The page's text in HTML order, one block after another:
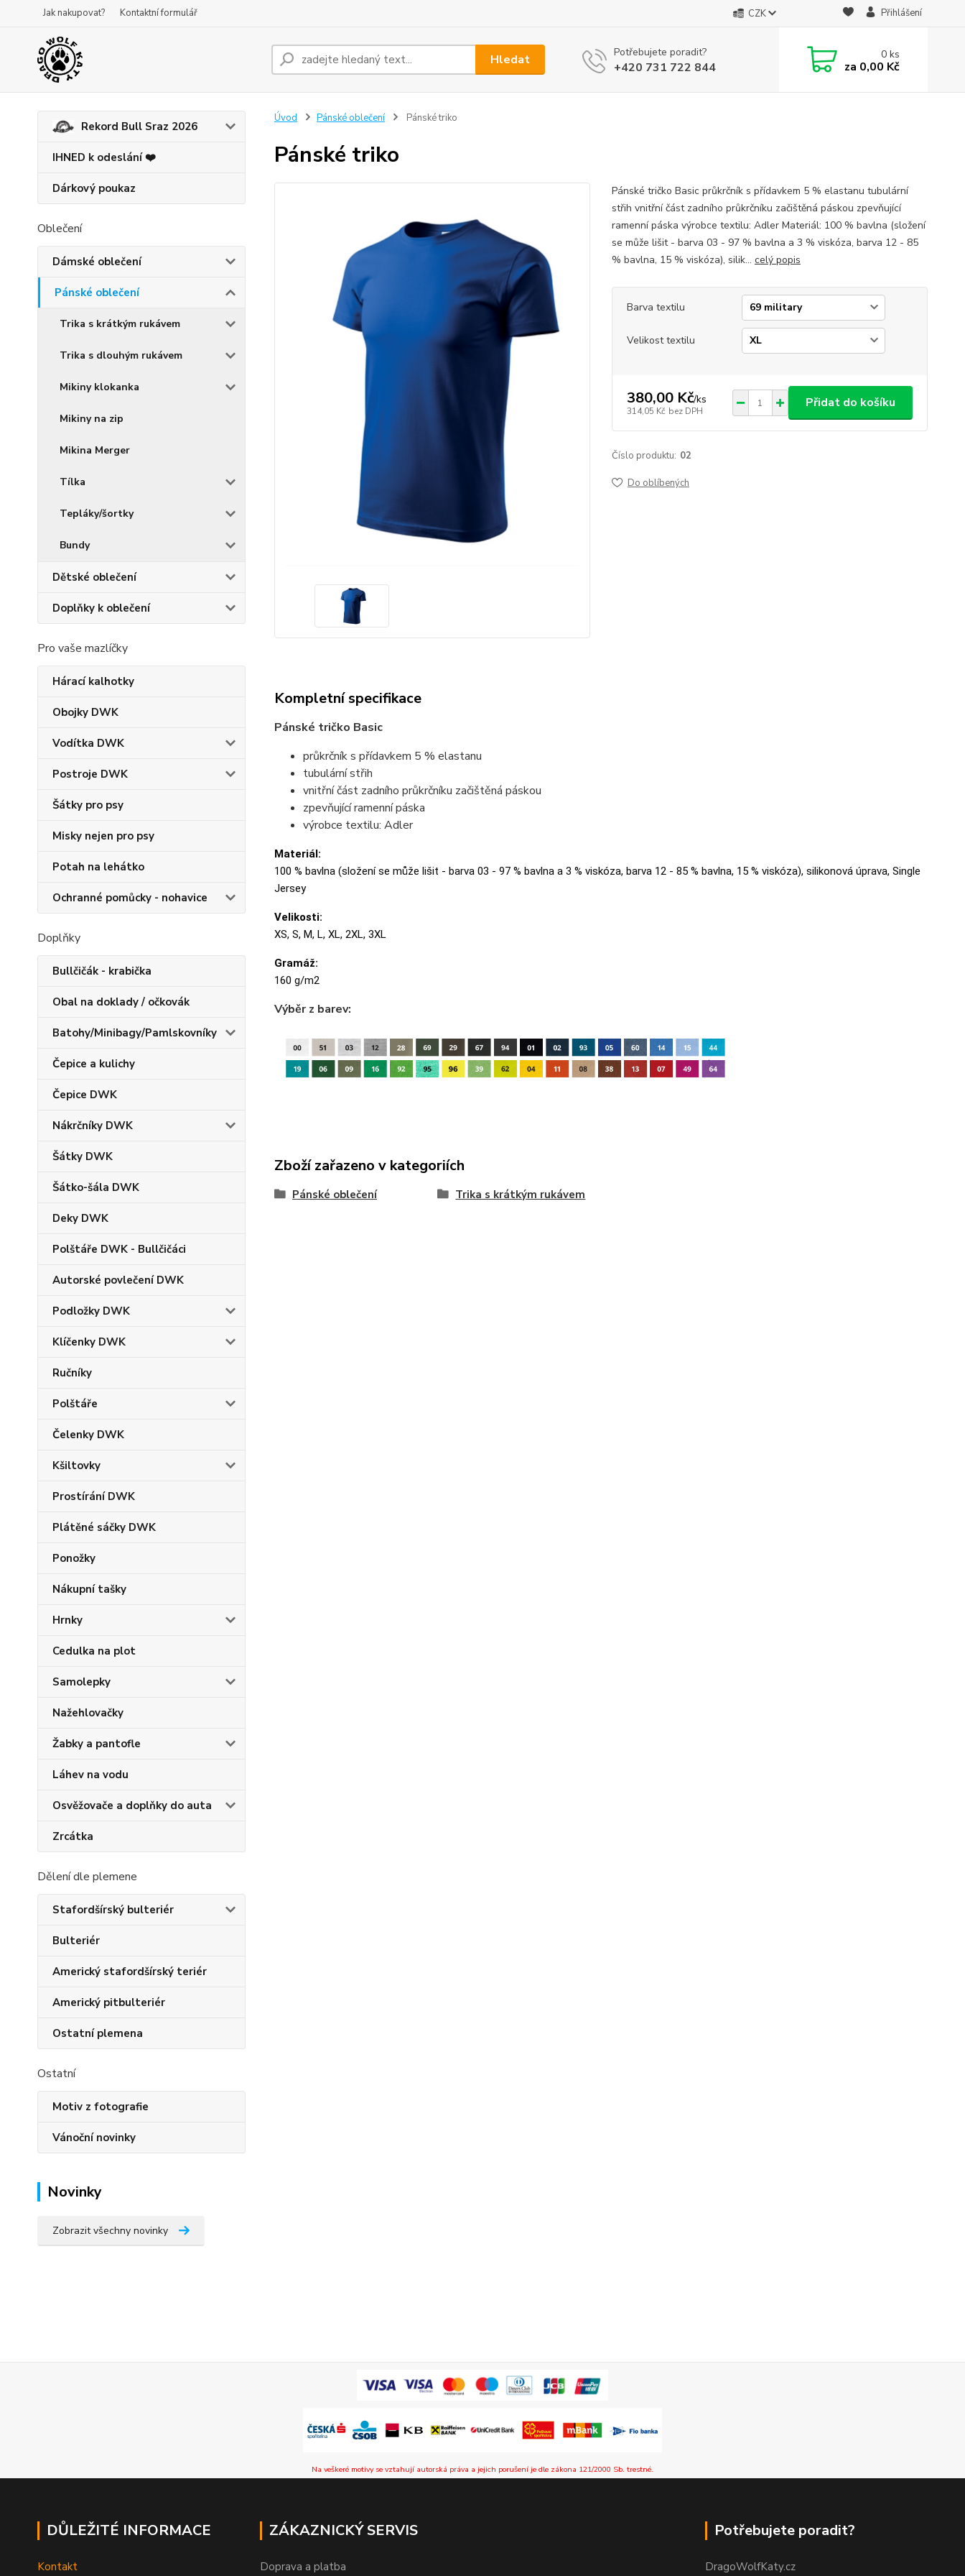
Jak nakupovat? Kontaktní formulář CZK Přihlášení
Hledat Potřebujete poradit?
+420 731 722 844
0ks
za 0,00 Kč
Rekord Bull Sraz 2026
IHNED k odeslání ❤️
Dárkový poukaz
Oblečení
Dámské oblečení
Pánské oblečení
Trika s krátkým rukávem
Trika s dlouhým rukávem
Mikiny klokanka
Mikiny na zip
Mikina Merger
Tílka
Tepláky/šortky
Bundy
Dětské oblečení
Doplňky k oblečení
Pro vaše mazlíčky
Hárací kalhotky
Obojky DWK
Vodítka DWK
Postroje DWK
Šátky pro psy
Misky nejen pro psy
Potah na lehátko
Ochranné pomůcky - nohavice
Doplňky
Bullčičák - krabička
Obal na doklady / očkovák
Batohy/Minibagy/Pamlskovníky
Čepice a kulichy
Čepice DWK
Nákrčníky DWK
Šátky DWK
Šátko-šála DWK
Deky DWK
Polštáře DWK - Bullčičáci
Autorské povlečení DWK
Podložky DWK
Klíčenky DWK
Ručníky
Polštáře
Čelenky DWK
Kšiltovky
Prostírání DWK
Plátěné sáčky DWK
Ponožky
Nákupní tašky
Hrnky
Cedulka na plot
Samolepky
Nažehlovačky
Žabky a pantofle
Láhev na vodu
Osvěžovače a doplňky do auta
Zrcátka
Dělení dle plemene
Stafordšírský bulteriér
Bulteriér
Americký stafordšírský teriér
Americký pitbulteriér
Ostatní plemena
Ostatní
Motiv z fotografie
Vánoční novinky
Novinky
Zobrazit všechny novinky
Úvod Pánské oblečení Pánské triko
Pánské triko
Pánské tričko Basic průkrčník s přídavkem 5 % elastanu tubulární
střih vnitřní část zadního průkrčníku začištěná páskou zpevňující
ramenní páska výrobce textilu: Adler Materiál: 100 % bavlna (složení
se může lišit - barva 03 - 97 % bavlna a 3 % viskóza, barva 12 - 85
% bavlna, 15 % viskóza), silik... celý popis
Barva textilu
Velikost textilu
380,00 Kč/ks
314,05 Kč bez DPH
Přidat do košíku
Číslo produktu: 02
Do oblíbených
Kompletní specifikace
Pánské tričko Basic
průkrčník s přídavkem 5 % elastanu
tubulární střih
vnitřní část zadního průkrčníku začištěná páskou
zpevňující ramenní páska
výrobce textilu: Adler
Materiál:
100 % bavlna (složení se může lišit - barva 03 - 97 % bavlna a 3 % viskóza, barva 12 - 85 % bavlna, 15 % viskóza), silikonová úprava, Single
Jersey
Velikosti:
XS, S, M, L, XL, 2XL, 3XL
Gramáž:
160 g/m2
Výběr z barev:
Zboží zařazeno v kategoriích
Pánské oblečení Trika s krátkým rukávem
Na veškeré motivy se vztahují autorská práva a jejich porušení je dle zákona 121/2000 Sb. trestné.
DŮLEŽITÉ INFORMACE
Kontakt
ZÁKAZNICKÝ SERVIS
Doprava a platba
Potřebujete poradit?
DragoWolfKaty.cz